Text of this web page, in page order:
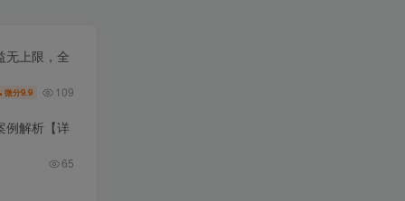
无上限，全
微分9.9 109
例解析【详
65